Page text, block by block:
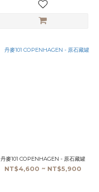
丹麥101 COPENHAGEN - 原石藏罐
NT$4,600 ~ NT$5,900